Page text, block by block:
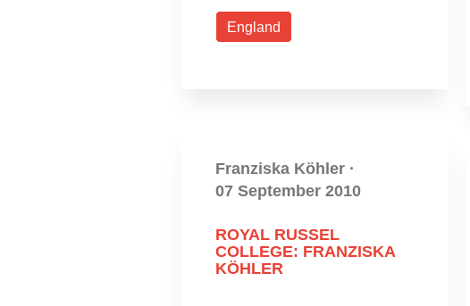
England
Franziska Köhler ·
07 September 2010
ROYAL RUSSEL
COLLEGE: FRANZISKA
KÖHLER